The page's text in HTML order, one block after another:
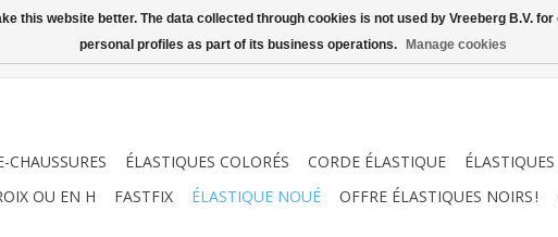
CHAUSSURES ÉLASTIQUES COLORÉS CORDE ÉLASTIQUE
OU EN H
FASTFIX ÉLASTIQUE NOUÉ OFFRE ÉLASTIQUES NOIRS !
this website better. The data collected through cookies is not used by Vreeberg B.V.
personal profiles as part of its business operations.
Manage cookies